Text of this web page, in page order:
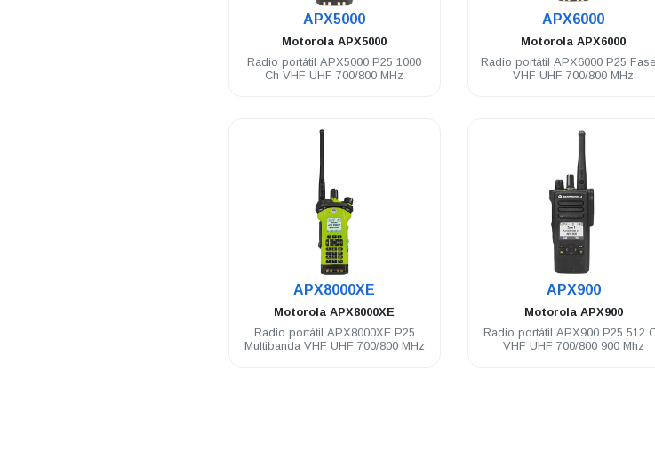
APX5000
MotorolaAPX5000
Radio portátil APX5000 P25 1000
Ch VHF UHF 700/800 MHz
APX6000
MotorolaAPX6000
Radio portátil APX6000 P25
VHF UHF 700/800 MHz
.
APX8000XE
MotorolaAPX8000XE
Radio portátil APX8000XE P25
Multibanda VHF UHF 700/800 MHz
.
APX900
Motorola APX900
Radio portátil APX900 P25 512
VHF UHF 700/800 900 Mhz